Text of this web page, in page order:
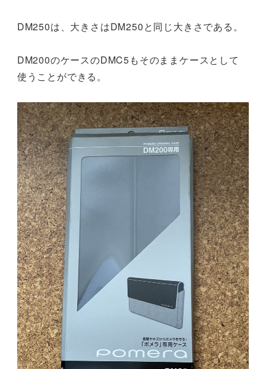
DM250は、大きさはDM250と同じ大きさである。
DM200のケースのDMC5もそのままケースとして
使うことができる。